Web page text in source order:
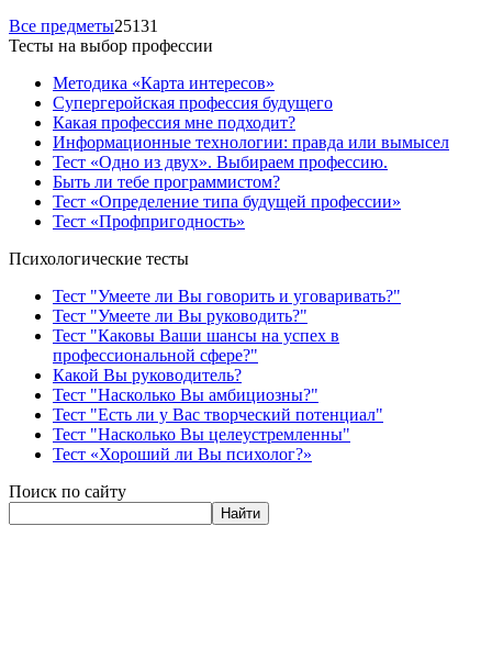
Все предметы25131
Тесты на выбор профессии
Методика «Карта интересов»
Супергеройская профессия будущего
Какая профессия мне подходит?
Информационные технологии: правда или вымысел
Тест «Одно из двух». Выбираем профессию.
Быть ли тебе программистом?
Тест «Определение типа будущей профессии»
Тест «Профпригодность»
Психологические тесты
Тест "Умеете ли Вы говорить и уговаривать?"
Тест "Умеете ли Вы руководить?"
Тест "Каковы Ваши шансы на успех в
профессиональной сфере?"
Какой Вы руководитель?
Тест "Насколько Вы амбициозны?"
Тест "Есть ли у Вас творческий потенциал"
Тест "Насколько Вы целеустремленны"
Тест «Хороший ли Вы психолог?»
Поиск по сайту
Найти